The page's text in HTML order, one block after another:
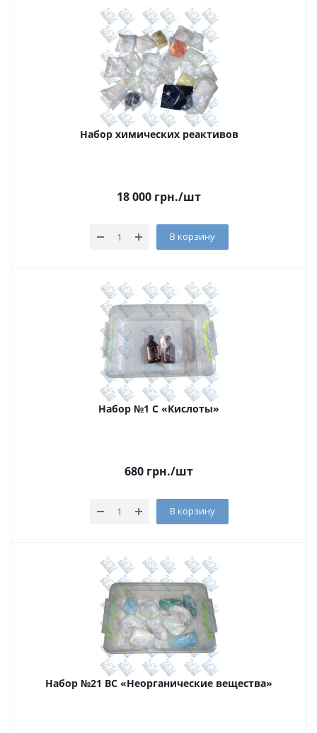
Набор химических реактивов
18 000 грн./шт
В корзину
Набор №1 С «Кислоты»
680 грн./шт
В корзину
Набор №21 ВС «Неорганические вещества»